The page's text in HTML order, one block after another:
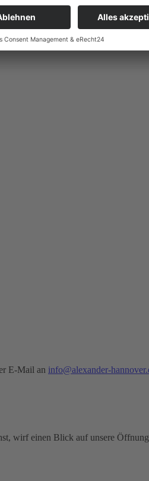
m/w/d.
E-Mail an info@alexander-
wirf einen Blick auf unsere